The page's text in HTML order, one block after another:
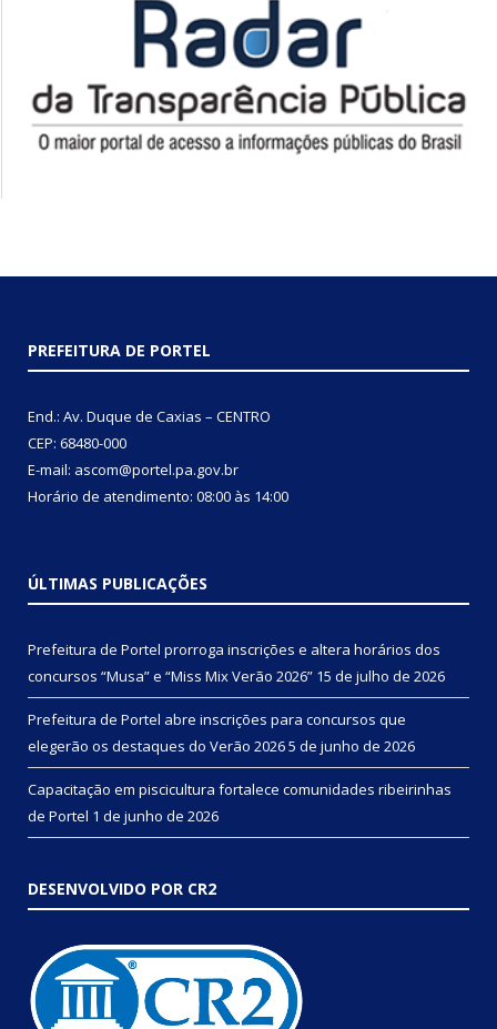
PREFEITURA DE PORTEL
End.: Av. Duque de Caxias – CENTRO
CEP: 68480-000
E-mail: ascom@portel.pa.gov.br
Horário de atendimento: 08:00 às 14:00
ÚLTIMAS PUBLICAÇÕES
Prefeitura de Portel prorroga inscrições e altera horários dos
concursos “Musa” e “Miss Mix Verão 2026” 15 de julho de 2026
Prefeitura de Portel abre inscrições para concursos que
elegerão os destaques do Verão 20265 de junho de 2026
Capacitação em piscicultura fortalece comunidades ribeirinhas
de Portel 1 de junho de 2026
DESENVOLVIDO POR CR2